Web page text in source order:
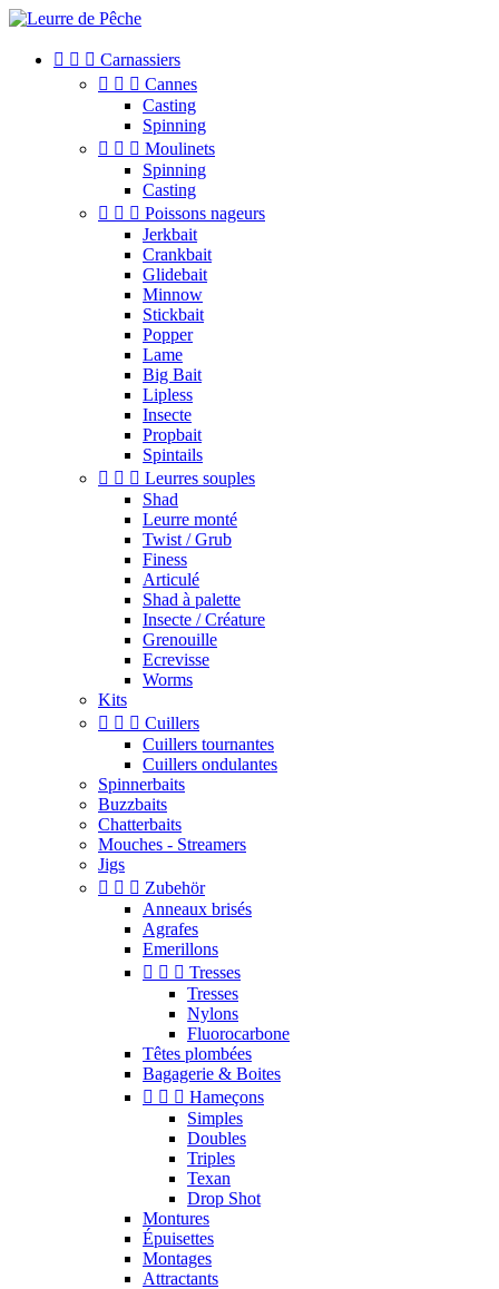
   Carnassiers
   Cannes
Casting
Spinning
   Moulinets
Spinning
Casting
   Poissons nageurs
Jerkbait
Crankbait
Glidebait
Minnow
Stickbait
Popper
Lame
Big Bait
Lipless
Insecte
Propbait
Spintails
   Leurres souples
Shad
Leurre monté
Twist / Grub
Finess
Articulé
Shad à palette
Insecte / Créature
Grenouille
Ecrevisse
Worms
Kits
   Cuillers
Cuillers tournantes
Cuillers ondulantes
Spinnerbaits
Buzzbaits
Chatterbaits
Mouches - Streamers
Jigs
   Zubehör
Anneaux brisés
Agrafes
Emerillons
   Tresses
Tresses
Nylons
Fluorocarbone
Têtes plombées
Bagagerie & Boites
   Hameçons
Simples
Doubles
Triples
Texan
Drop Shot
Montures
Épuisettes
Montages
Attractants